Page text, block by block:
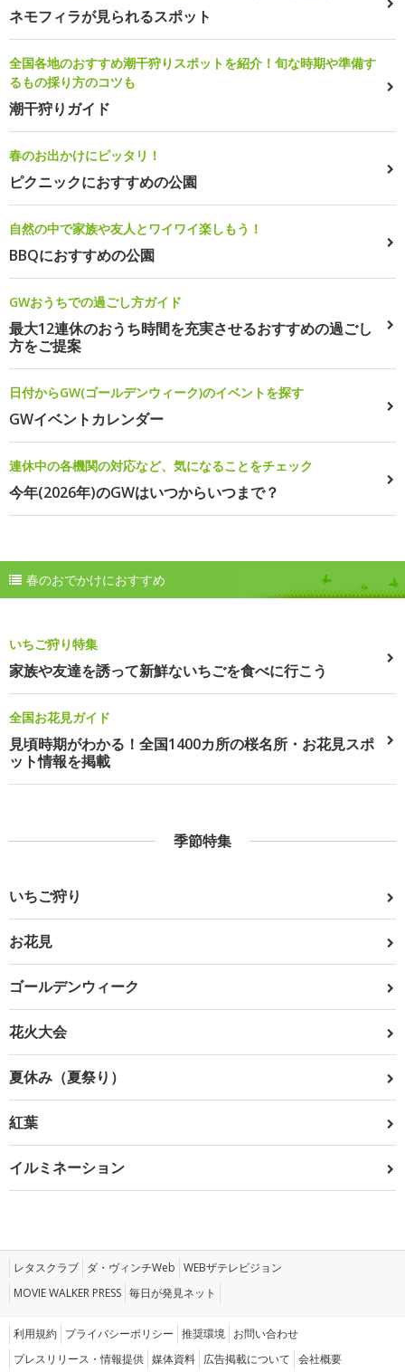
ネモフィラが見られるスポット
全国各地のおすすめ潮干狩りスポットを紹介！旬な時期や準備す
るもの採り方のコツも
潮干狩りガイド
春のお出かけにピッタリ！
ピクニックにおすすめの公園
自然の中で家族や友人とワイワイ楽しもう！
BBQにおすすめの公園
GWおうちでの過ごし方ガイド
最大12連休のおうち時間を充実させるおすすめの過ごし
方をご提案
日付からGW(ゴールデンウィーク)のイベントを探す
GWイベントカレンダー
連休中の各機関の対応など、気になることをチェック
今年(2026年)のGWはいつからいつまで？
春のおでかけにおすすめ
いちご狩り特集
家族や友達を誘って新鮮ないちごを食べに行こう
全国お花見ガイド
見頃時期がわかる！全国1400カ所の桜名所・お花見スポ
ット情報を掲載
季節特集
いちご狩り
お花見
ゴールデンウィーク
花火大会
夏休み（夏祭り）
紅葉
イルミネーション
レタスクラブ ダ・ヴィンチWeb WEBザテレビジョン
MOVIE WALKER PRESS 毎日が発見ネット
利用規約 プライバシーポリシー 推奨環境 お問い合わせ
プレスリリース・情報提供 媒体資料 広告掲載について 会社概要